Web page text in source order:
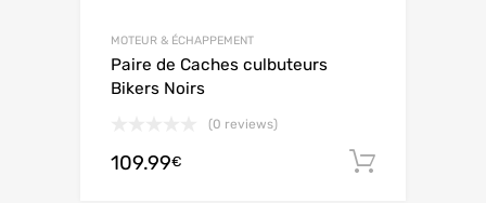
MOTEUR & ÉCHAPPEMENT
Paire de Caches culbuteurs
Bikers Noirs
(0 reviews)
109.99€